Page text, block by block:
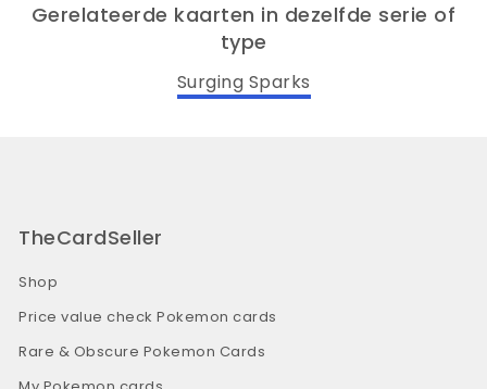
Gerelateerde kaarten in dezelfde serie of
type
Surging Sparks
TheCardSeller
Shop
Price value check Pokemon cards
Rare & Obscure Pokemon Cards